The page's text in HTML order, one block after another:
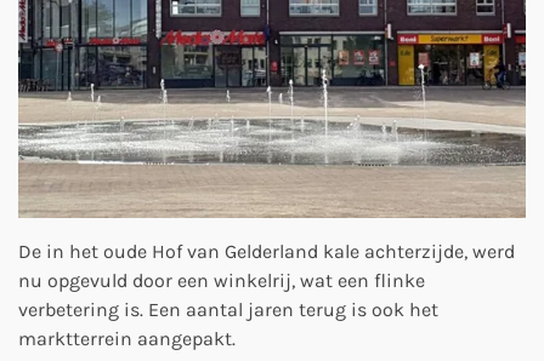
De in het oude Hof van Gelderland kale achterzijde, werd
nu opgevuld door een winkelrij, wat een flinke
verbetering is. Een aantal jaren terug is ook het
marktterrein aangepakt.